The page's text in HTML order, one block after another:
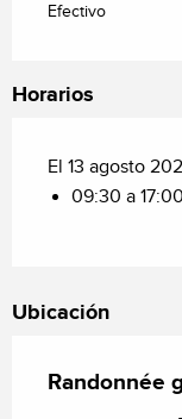
Efectivo
Horarios
El 13 agosto
09:30 a 17:00
Ubicación
Randonnée